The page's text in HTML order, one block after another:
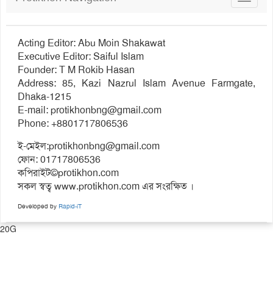
Acting Editor: Abu Moin Shakawat
Executive Editor: Saiful Islam
Founder: T M Rokib Hasan
Address: 85, Kazi Nazrul Islam Avenue Farmgate,
Dhaka-1215
E-mail:protikhonbng@gmail.com
Phone: +8801717806536
ই-মেইল:protikhonbng@gmail.com
ফোন: 01717806536
কপিরাইট©protikhon.com
সকল স্বত্ব www.protikhon.com এর সংরক্ষিত ।
Developed by Rapid-iT
20G